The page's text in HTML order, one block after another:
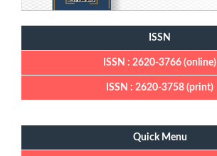
ISSN
ISSN : 2620-3766 (online)
ISSN : 2620-3758 (print)
Quick Menu